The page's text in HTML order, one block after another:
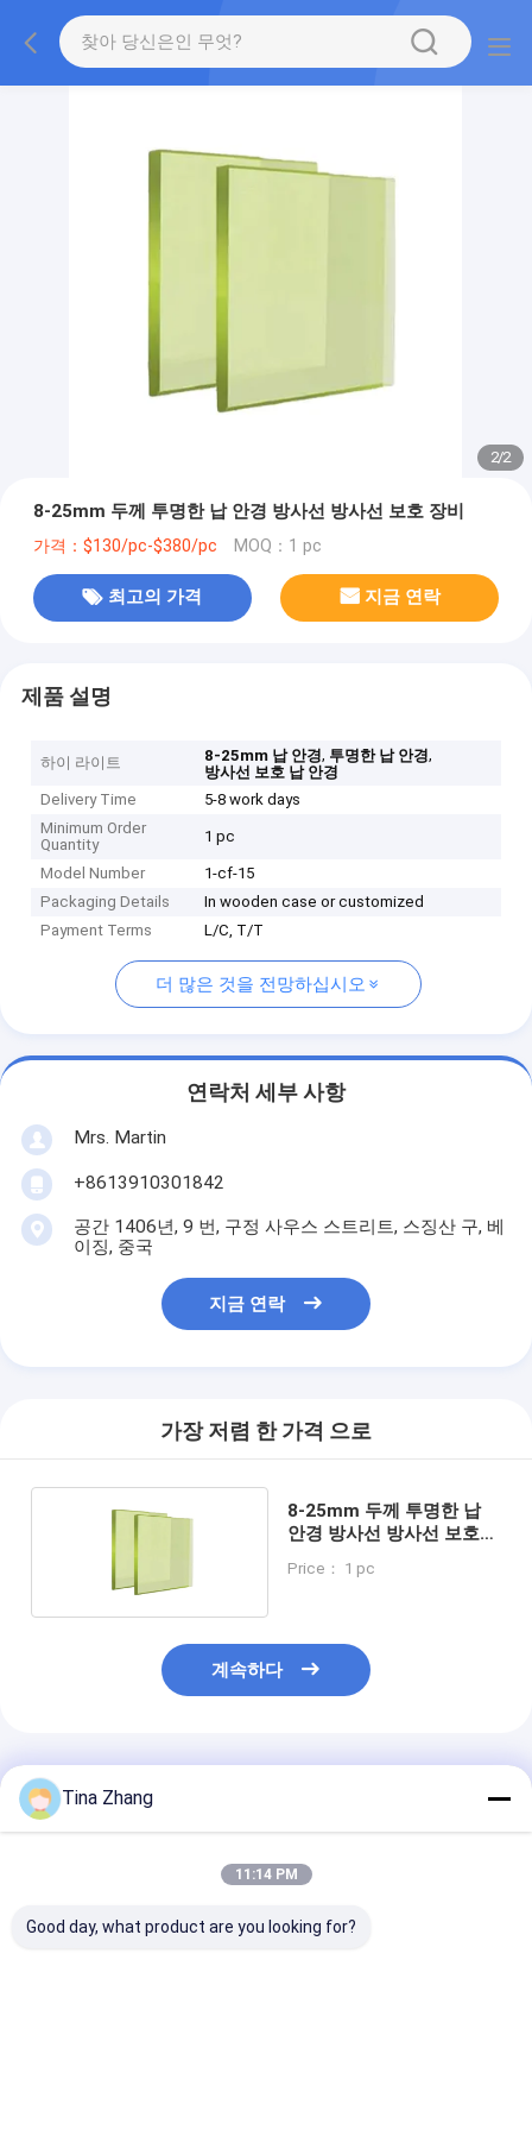
2/2
8-25mm 두께 투명한 납 안경 방사선 방사선 보호 장비
가격：$130/pc-$380/pc MOQ：1 pc
최고의 가격 지금 연락
제품 설명
하이 라이트 8-25mm 납 안경, 투명한 납 안경,
방사선 보호 납 안경
Delivery Time
5-8 work days
Minimum Order
Quantity
1 pc
Model Number
1-cf-15
Packaging Details
In wooden case or customized
Payment Terms
L/C, T/T
더 많은 것을 전망하십시오
연락처 세부 사항
Mrs. Martin
+8613910301842
공간 1406년, 9 번, 구정 사우스 스트리트, 스징산 구, 베
이징, 중국
지금 연락
가장 저렴 한 가격 으로
8-25mm 두께 투명한 납
안경 방사선 방사선 보호
Price： 1 pc
계속하다
추천된 제품
Tina Zhang
11:14 PM
Good day, what product are you looking for?